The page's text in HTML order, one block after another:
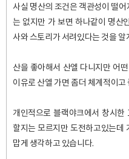
사실 명산의 조건은 객관성이 떨
는 없지만 가 보면 하나같이 명산
사와 스토리가 서려있다는 것을 알
산을 좋아해서 산엘 다니지만 어
이유로 산엘 가면 좀더 체계적이
개인적으로 블랙야크에서 창시
할지는 모르지만 도전하고있는데
맙게 생각하고 있습니다.